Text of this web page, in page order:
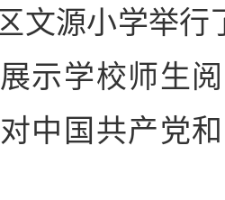
文源小学举行
示学校师生
中国共产党